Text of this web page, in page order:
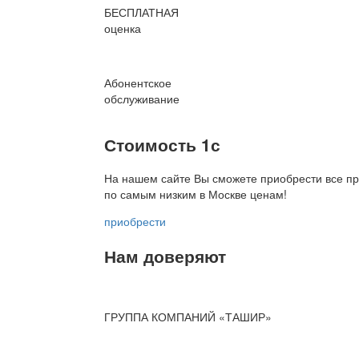
БЕСПЛАТНАЯ
оценка
Абонентское
обслуживание
Стоимость 1с
На нашем сайте Вы сможете приобрести все
по самым низким в Москве ценам!
приобрести
Нам доверяют
ГРУППА КОМПАНИЙ «ТАШИР»